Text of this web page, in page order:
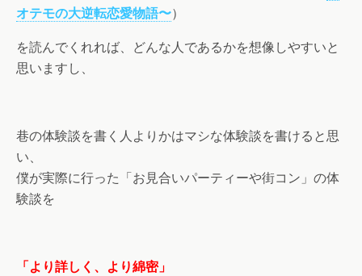
オテモの大逆転恋愛物語〜）
を読んでくれれば、どんな人であるかを想像しやすいと
思いますし、
巷の体験談を書く人よりかはマシな体験談を書けると思
い、
僕が実際に行った「お見合いパーティーや街コン」の体
験談を
「より詳しく、より綿密」